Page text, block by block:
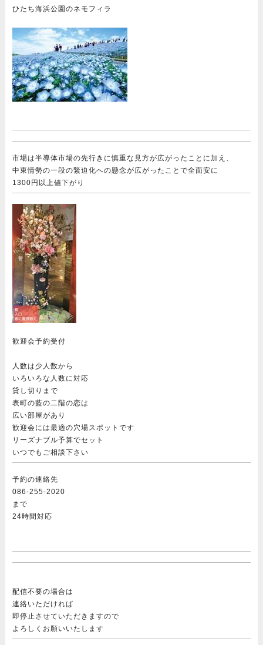
ひたち海浜公園のネモフィラ
市場は半導体市場の先行きに慎重な見方が広がったことに加え、
中東情勢の一段の緊迫化への懸念が広がったことで全面安に
1300円以上値下がり
歓迎会予約受付
人数は少人数から
いろいろな人数に対応
貸し切りまで
表町の藍の二階の恋は
広い部屋があり
歓迎会には最適の穴場スポットです
リーズナブル予算でセット
いつでもご相談下さい
予約の連絡先
086-255-2020
まで
24時間対応
配信不要の場合は
連絡いただければ
即停止させていただきますので
よろしくお願いいたします